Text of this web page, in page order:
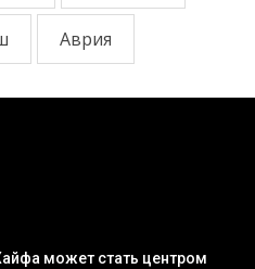
Аврия
может стать центром